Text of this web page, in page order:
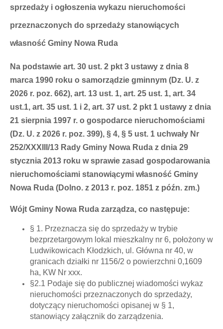
sprzedaży i ogłoszenia wykazu nieruchomości
przeznaczonych do sprzedaży stanowiących
własność Gminy Nowa Ruda
Na podstawie art. 30 ust. 2 pkt 3 ustawy z dnia 8
marca 1990 roku o samorządzie gminnym (Dz. U. z
2026 r. poz. 662), art. 13 ust. 1, art. 25 ust. 1, art. 34
ust.1, art. 35 ust. 1 i 2, art. 37 ust. 2 pkt 1 ustawy z dnia
21 sierpnia 1997 r. o gospodarce nieruchomościami
(Dz. U. z 2026 r. poz. 399), § 4, § 5 ust. 1 uchwały Nr
252/XXXIII/13 Rady Gminy Nowa Ruda z dnia 29
stycznia 2013 roku w sprawie zasad gospodarowania
nieruchomościami stanowiącymi własność Gminy
Nowa Ruda (Dolno. z 2013 r. poz. 1851 z późn. zm.)
Wójt Gminy Nowa Ruda zarządza, co następuje:
§ 1. Przeznacza się do sprzedaży w trybie
bezprzetargowym lokal mieszkalny nr 6, położony w
Ludwikowicach Kłodzkich, ul. Główna nr 40, w
granicach działki nr 1156/2 o powierzchni 0,1609
ha, KW Nr xxx.
§2.1 Podaje się do publicznej wiadomości wykaz
nieruchomości przeznaczonych do sprzedaży,
dotyczący nieruchomości opisanej w § 1,
stanowiący załącznik do zarządzenia.